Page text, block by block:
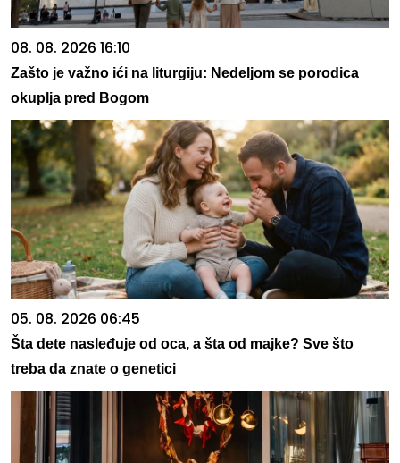
08. 08. 2026 16:10
Zašto je važno ići na liturgiju: Nedeljom se porodica
okuplja pred Bogom
05. 08. 2026 06:45
Šta dete nasleđuje od oca, a šta od majke? Sve što
treba da znate o genetici